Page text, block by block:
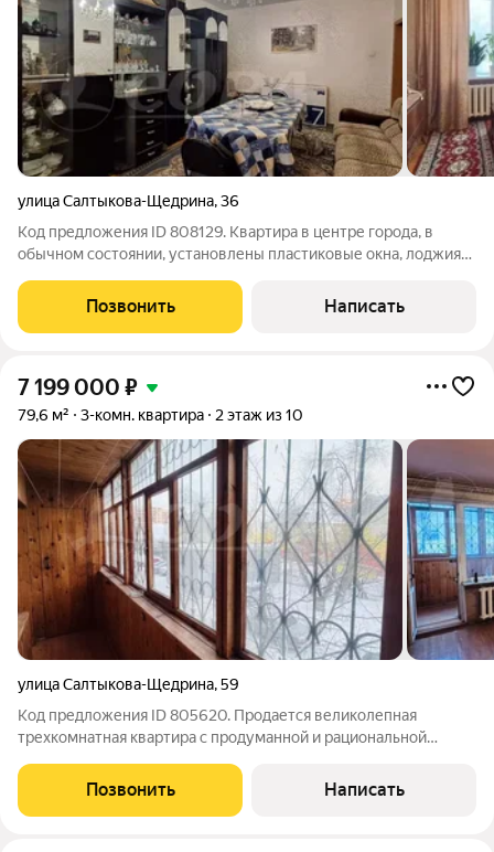
улица Салтыкова-Щедрина,36
Код предложения ID 808129. Квартира в центре города, в
обычном состоянии, установлены пластиковые окна, лоджия
заготовок.Удобная планировка квартиры- кухня и три
изолированные комнаты, которые выходят на
Позвонить Написать
7 199 000 ₽
79,6 м² 3-комн. квартира 2 этаж из 10
улица Салтыкова-Щедрина,59
Код предложения ID 805620. Продается великолепная
трехкомнатная квартира с продуманной и рациональной
идеальное место для комфортной жизни, где все необходимое
находится в шаговой доступности. В
Позвонить Написать